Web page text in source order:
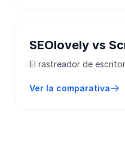
SEOlovely vs
El rastreador de
Ver la comparativa